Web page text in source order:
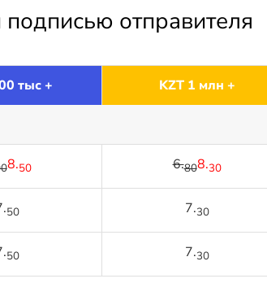
отправителя
тыс + KZT 1 млн +
8.50 6.808.30
50 7.30
50 7.30